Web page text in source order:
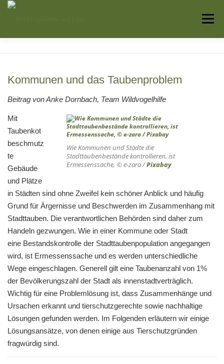
Zum
Menü
Auffangstationen
Kommunen und das Taubenproblem
Beitrag von Anke Dornbach, Team Wildvogelhilfe
Wie Kommunen und Städte die
Stadttaubenbestände kontrollieren, ist
Ermessenssache, © e-zara /Pixabay
Mit
Taubenkot
beschmutz
te
Gebäude
und Plätze
in Städten sind ohne Zweifel kein schöner Anblick und häufig
Grund für Ärgernisse und Beschwerden im Zusammenhang mit
Stadttauben. Die verantwortlichen Behörden sind daher zum
Handeln gezwungen. Wie in einer Kommune oder Stadt
eine Bestandskontrolle der Stadttaubenpopulation angegangen
wird, ist Ermessenssache und es werden unterschiedliche
Wege eingeschlagen. Generell gilt eine Taubenanzahl von 1%
der Bevölkerungszahl der Stadt als innenstadtverträglich.
Wichtig für eine Problemlösung ist, dass Zusammenhänge und
Ursachen erkannt und tierschutzgerechte sowie nachhaltige
Lösungen gefunden werden. Im Folgenden erläutern wir einige
Lösungsansätze, von denen einige aus Tierschutzgründen
fragwürdig sind.